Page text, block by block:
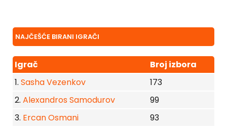
NAJČEŠĆE BIRANI IGRAČI
Igrač
Broj izbora
1. Sasha Vezenkov
173
2. Alexandros Samodurov
99
3. Ercan Osmani
93